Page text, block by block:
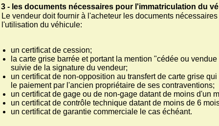
3 - les documents nécessaires pour l'immatriculation du
Le vendeur doit fournir à l'acheteur les documents nécessaires
l'utilisation du véhicule:
un certificat de cession;
la carte grise barrée et portant la mention "cédée ou
suivie de la signature du vendeur;
un certificat de non-opposition au transfert de carte grise qui
le paiement par l'ancien propriétaire de ses contraventions;
un certificat de gage ou de non-gage datant de moins d'un
un certificat de contrôle technique datant de moins de 6
un certificat de garantie commerciale le cas échéant.